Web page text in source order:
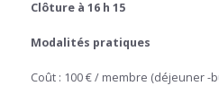
Clôture à 16 h 15
Modalités pratiques
Coût : 100 € / membre (déjeuner -